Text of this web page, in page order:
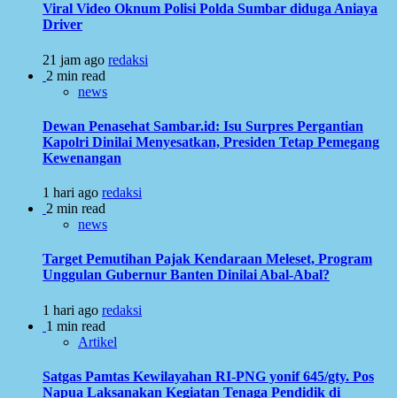
Viral Video Oknum Polisi Polda Sumbar diduga Aniaya
Driver
21 jam ago redaksi
2 min read
news
Dewan Penasehat Sambar.id: Isu Surpres Pergantian
Kapolri Dinilai Menyesatkan, Presiden Tetap Pemegang
Kewenangan
1 hari ago redaksi
2 min read
news
Target Pemutihan Pajak Kendaraan Meleset, Program
Unggulan Gubernur Banten Dinilai Abal-Abal?
1 hari ago redaksi
1 min read
Artikel
Satgas Pamtas Kewilayahan RI-PNG yonif 645/gty. Pos
Napua Laksanakan Kegiatan Tenaga Pendidik di